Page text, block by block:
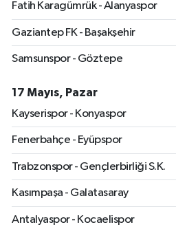
Fatih Karagümrük - Alanyaspor
Gaziantep FK - Başakşehir
Samsunspor - Göztepe
17 Mayıs, Pazar
Kayserispor - Konyaspor
Fenerbahçe - Eyüpspor
Trabzonspor - Gençlerbirliği S.K.
Kasımpaşa - Galatasaray
Antalyaspor - Kocaelispor